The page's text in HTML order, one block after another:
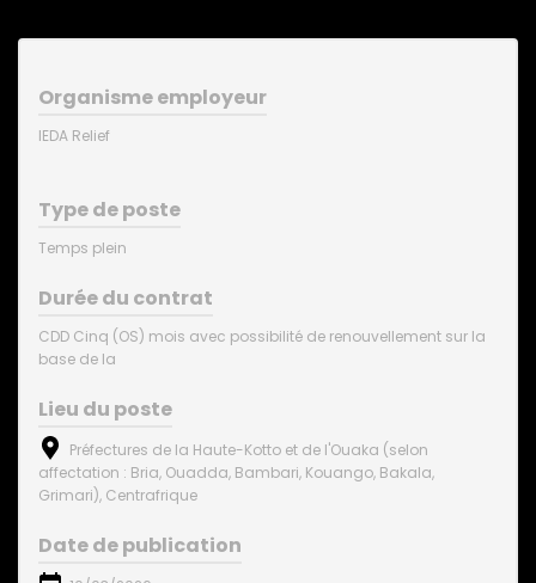
Organisme employeur
IEDA Relief
Type de poste
Temps plein
Durée du contrat
CDD Cinq (OS) mois avec possibilité de renouvellement sur la
base de la
Lieu du poste
Préfectures de la Haute-Kotto et de l'Ouaka (selon
affectation : Bria, Ouadda, Bambari, Kouango, Bakala,
Grimari), Centrafrique
Date de publication